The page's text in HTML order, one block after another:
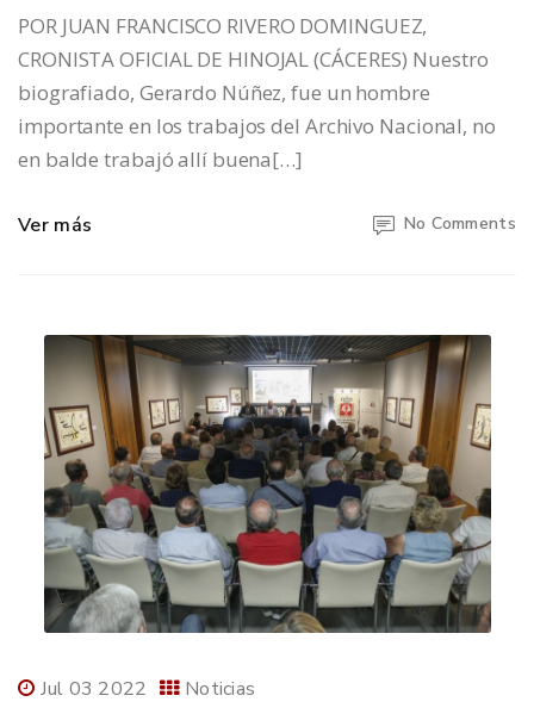
POR JUAN FRANCISCO RIVERO DOMINGUEZ,
CRONISTA OFICIAL DE HINOJAL (CÁCERES) Nuestro
biografiado, Gerardo Núñez, fue un hombre
importante en los trabajos del Archivo Nacional, no
en balde trabajó allí buena[…]
Ver más No Comments
Jul 03 2022 Noticias